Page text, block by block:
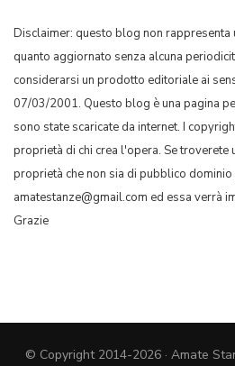
Disclaimer: questo blog non rappresenta
quanto aggiornato senza alcuna
considerarsi un prodotto editoriale ai
07/03/2001. Questo blog è una pagina
sono state scaricate da internet. I
proprietà di chi crea l'opera. Se troverete
proprietà che non sia di pubblico
amatestanze@gmail.com ed essa verrà
Grazie
© Copyright 2014-2026 · Amate